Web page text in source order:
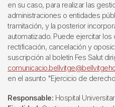
en su caso, para realizar las
administraciones o entidades
tramitación, y la posterior
automatizado. Puede ejercitar
rectificación, cancelación y
suscripción al boletín Fes Salut
en el asunto "Ejercicio de
Responsable: Hospital